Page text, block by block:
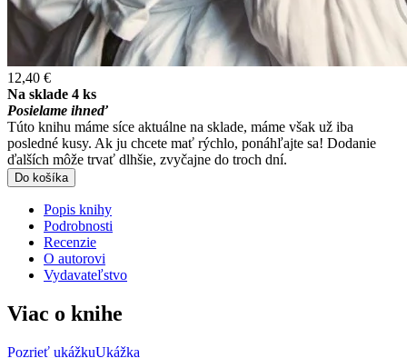
12,40 €
Na sklade 4 ks
Posielame ihneď
Túto knihu máme síce aktuálne na sklade, máme však už iba
posledné kusy. Ak ju chcete mať rýchlo, ponáhľajte sa! Dodanie
ďalších môže trvať dlhšie, zvyčajne do troch dní.
Do košíka
Popis knihy
Podrobnosti
Recenzie
O autorovi
Vydavateľstvo
Viac o knihe
Pozrieť ukážkuUkážka